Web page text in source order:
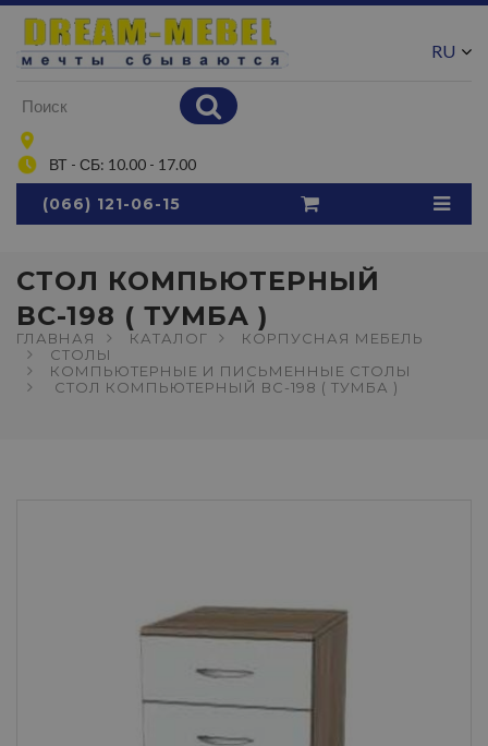
ВТ - СБ: 10.00 - 17.00
RU
(066) 121-06-15
СТОЛ КОМПЬЮТЕРНЫЙ
ВС-198 ( ТУМБА )
ГЛАВНАЯ КАТАЛОГ
КОРПУСНАЯ МЕБЕЛЬ
СТОЛЫ
КОМПЬЮТЕРНЫЕ И ПИСЬМЕННЫЕ СТОЛЫ
СТОЛ КОМПЬЮТЕРНЫЙ ВС-198 ( ТУМБА )